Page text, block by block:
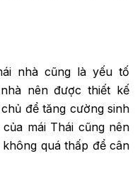
nhà cũng là yếu tố
nên được thiết kế
để tăng cường sinh
mái Thái cũng nên
quá thấp để cân